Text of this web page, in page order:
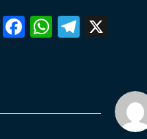
Fa W
pp
Te
m